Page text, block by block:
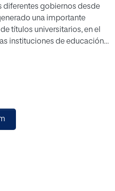
diferentes gobiernos desde
una importante
títulos universitarios, en el
instituciones de educación
formativos, a través
de garantía de